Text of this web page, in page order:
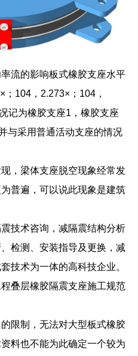
流的影响板式橡胶支座水平
；104，2.273×；104，
记为橡胶支座1，橡胶支座
与采用普通活动支座的情况
，梁体支座脱空现象经常发
普遍，可以说此现象是建筑
技术咨询，减隔震结构分析
检测、安装指导及更换，减
技术为一体的高科技企业。
叠层橡胶隔震支座施工规范
限制，无法对大型板式橡胶
料也不能为此确定一个较为